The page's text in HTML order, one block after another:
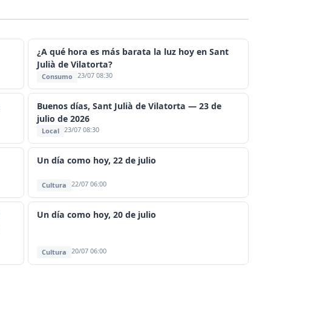
¿A qué hora es más barata la luz hoy en Sant
Julià de Vilatorta?
Consumo 23/07 08:30
Buenos días, Sant Julià de Vilatorta — 23 de
julio de 2026
Local 23/07 08:30
Un día como hoy, 22 de julio
Cultura 22/07 06:00
Un día como hoy, 20 de julio
Cultura 20/07 06:00